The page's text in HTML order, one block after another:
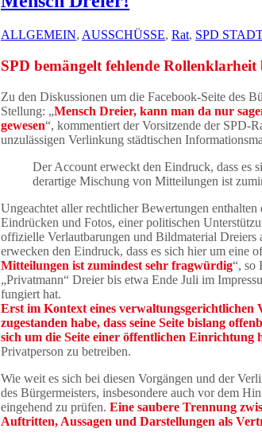
ALLGEMEIN, AUSSCHÜSSE, Rat, SPD
SPD bemängelt fehlende
Zu den Diskussionen um die Facebook-Seite des
Stellung: „Mensch Dreier, kann man da nur
gewesen“, kommentiert der Vorsitzende der SPD-
unzulässigen Verlinkung städtischen
Der Account erweckt den Eindruck, dass es
derartige Mischung von Mitteilungen ist
Ungeachtet aller rechtlicher Bewertungen
Eindrücken und Fotos, einer politischen
offizielle Verlautbarungen und Bildmaterial Dreiers
erwecken den Eindruck, dass es sich hier um eine
Mitteilungen ist zumindest sehr fragwürdig“, so
„Privatmann“ Dreier bis etwa Ende Juli im
fungiert hat.
Erst im Kontext eines verwaltungsgerichtlichen
zugestanden habe, dass seine Seite bislang
sich um die Seite einer öffentlichen Einrichtung
Privatperson zu betreiben.
Wie weit es sich bei diesen Vorgängen und der
des Bürgermeisters, insbesondere auch vor dem
eingehend zu prüfen. Eine saubere Trennung
Auftritten, Aussagen und Darstellungen als